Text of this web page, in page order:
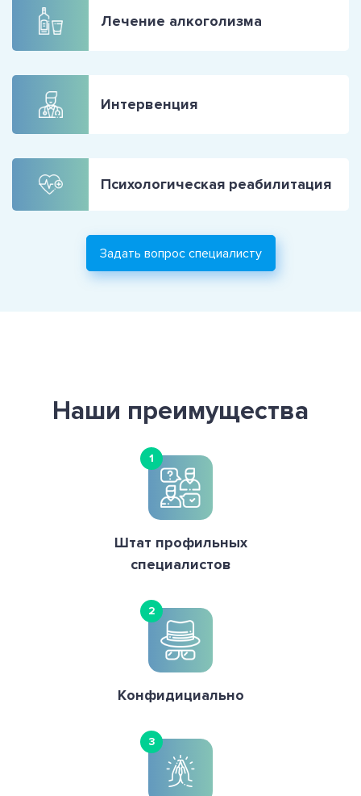
Лечение алкоголизма
Интервенция
Психологическая реабилитация
Задать вопрос специалисту
Наши преимущества
1
Штат профильных
специалистов
2
Конфидициально
3